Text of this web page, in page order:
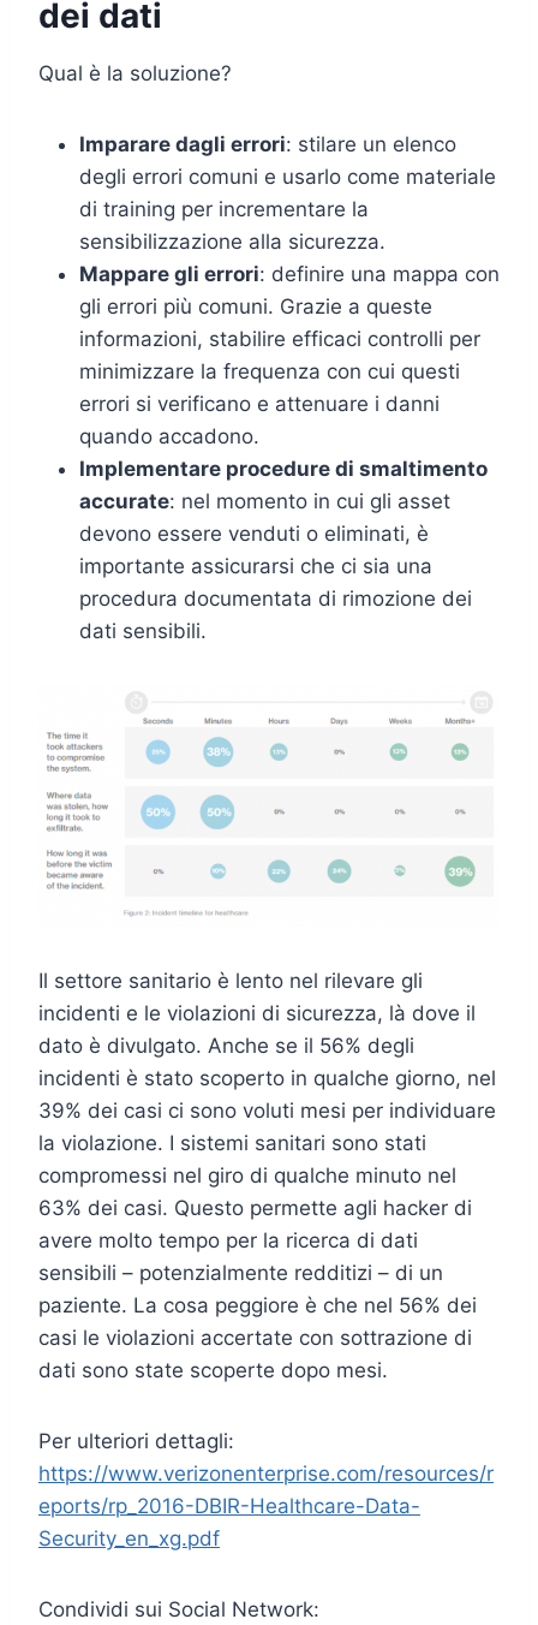
dei dati
Qual è la soluzione?
Imparare dagli errori: stilare un elenco
degli errori comuni e usarlo come materiale
di training per incrementare la
sensibilizzazione alla sicurezza.
Mappare gli errori: definire una mappa con
gli errori più comuni. Grazie a queste
informazioni, stabilire efficaci controlli per
minimizzare la frequenza con cui questi
errori si verificano e attenuare i danni
quando accadono.
Implementare procedure di smaltimento
accurate: nel momento in cui gli asset
devono essere venduti o eliminati, è
importante assicurarsi che ci sia una
procedura documentata di rimozione dei
dati sensibili.
Il settore sanitario è lento nel rilevare gli
incidenti e le violazioni di sicurezza, là dove il
dato è divulgato. Anche se il 56% degli
incidenti è stato scoperto in qualche giorno, nel
39% dei casi ci sono voluti mesi per individuare
la violazione. I sistemi sanitari sono stati
compromessi nel giro di qualche minuto nel
63% dei casi. Questo permette agli hacker di
avere molto tempo per la ricerca di dati
sensibili – potenzialmente redditizi – di un
paziente. La cosa peggiore è che nel 56% dei
casi le violazioni accertate con sottrazione di
dati sono state scoperte dopo mesi.
Per ulteriori dettagli:
https://www.verizonenterprise.com/resources/r
eports/rp_2016-DBIR-Healthcare-Data-
Security_en_xg.pdf
Condividi sui Social Network: